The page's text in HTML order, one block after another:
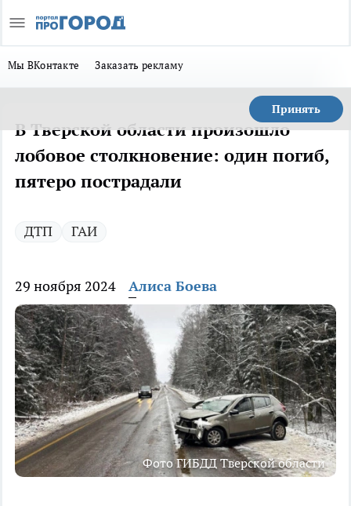
Мы ВКонтакте Заказать рекламу
Принять
В Тверской области произошло
лобовое столкновение: один погиб,
пятеро пострадали
ДТП ГАИ
29 ноября 2024 Алиса Боева
Фото ГИБДД Тверской области